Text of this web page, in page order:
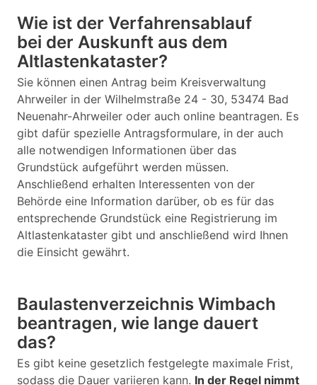
Wie ist der Verfahrensablauf
bei der Auskunft aus dem
Altlastenkataster?
Sie können einen Antrag beim Kreisverwaltung
Ahrweiler in der Wilhelmstraße 24 - 30, 53474 Bad
Neuenahr-Ahrweiler oder auch online beantragen. Es
gibt dafür spezielle Antragsformulare, in der auch
alle notwendigen Informationen über das
Grundstück aufgeführt werden müssen.
Anschließend erhalten Interessenten von der
Behörde eine Information darüber, ob es für das
entsprechende Grundstück eine Registrierung im
Altlastenkataster gibt und anschließend wird Ihnen
die Einsicht gewährt.
Baulastenverzeichnis Wimbach
beantragen, wie lange dauert
das?
Es gibt keine gesetzlich festgelegte maximale Frist,
sodass die Dauer variieren kann. In der Regel nimmt